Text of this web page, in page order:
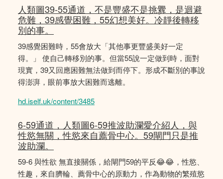
人類圖39-55通道，不是豐盛不是挑釁，是迴避
危難，39感覺困難，55幻想美好。冷靜後轉移
別的事。
39感覺困難時，55會放大「其他事更豐盛美好一定
得。」 使自己轉移別的事。但當55說一定做到時，面對
現實，39又回應困難無法做到而停下。形成不斷別的事說
得澎湃，眼前事放大困難而逃離。
hd.iself.uk/content/3485
6-59通道，人類圖6-59推波助瀾愛介紹人，與
性慾無關，性慾來自薦骨中心。59閘門只是推
波助瀾。
59-6 與性欲 無直接關係，給閘門59的平反😂😂，性慾、
性趣，來自臍輪、薦骨中心的原動力，作為動物的繁殖慾